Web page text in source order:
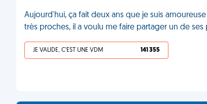
Aujourd'hui, ça fait deux ans que je suis
très proches, il a voulu me faire partager un de
JE VALIDE, C'EST UNE VDM 141 355